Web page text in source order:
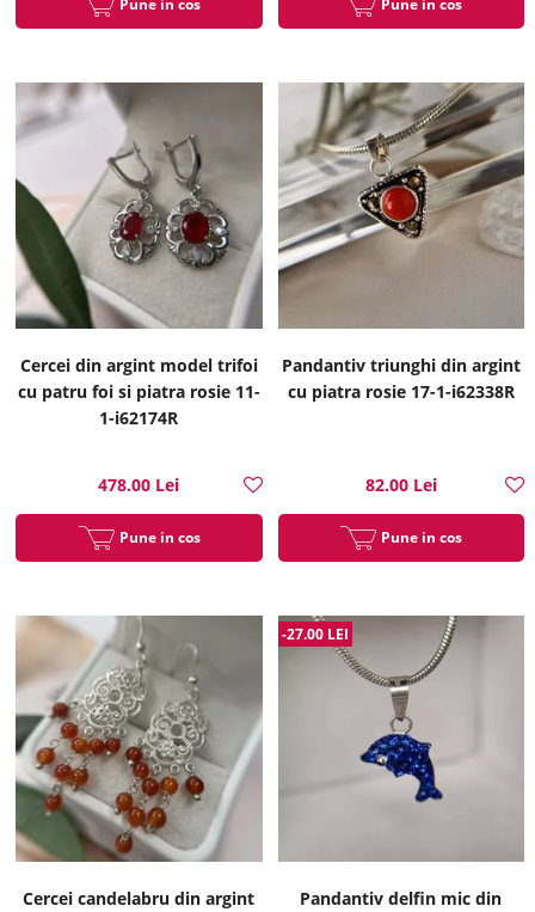
Pune in cos Pune in cos
Cercei din argint model trifoi
cu patru foi si piatra rosie 11-
1-i62174R
478.00 Lei
Pune in cos
Pandantiv triunghi din argint
cu piatra rosie 17-1-i62338R
82.00 Lei
Pune in cos
Cercei candelabru din argint
Pandantiv delfin mic din
-27.00 LEI